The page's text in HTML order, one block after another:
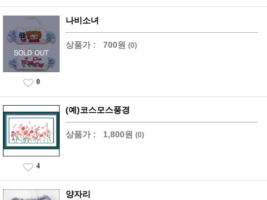
나비소녀
상품가 : 700원 (0)
0
(예)코스모스풍경
상품가 : 1,800원 (0)
4
양자리